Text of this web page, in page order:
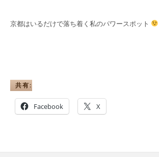
京都はいるだけで落ち着く私のパワースポット
共有:
Facebook X